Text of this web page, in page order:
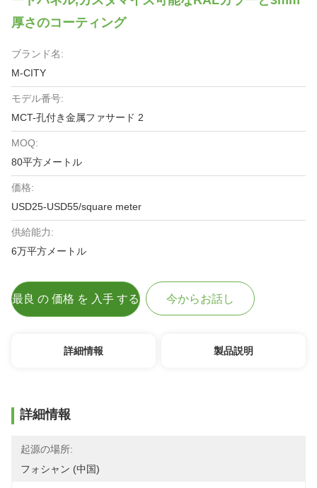
厚さのコーティング
ブランド名:
M-CITY
モデル番号:
MCT-孔付き金属ファサード 2
MOQ:
80平方メートル
価格:
USD25-USD55/square meter
供給能力:
6万平方メートル
最良 の 価格 を 入手 する 今からお話し
詳細情報 製品説明
詳細情報
起源の場所:
フォシャン (中国)